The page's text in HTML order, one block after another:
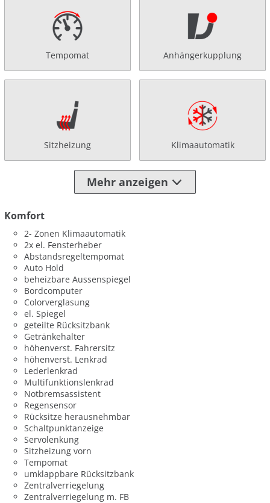
Tempomat Anhängerkupplung
Sitzheizung Klimaautomatik
Mehr anzeigen
Komfort
2- Zonen Klimaautomatik
2x el. Fensterheber
Abstandsregeltempomat
Auto Hold
beheizbare Aussenspiegel
Bordcomputer
Colorverglasung
el. Spiegel
geteilte Rücksitzbank
Getränkehalter
höhenverst. Fahrersitz
höhenverst. Lenkrad
Lederlenkrad
Multifunktionslenkrad
Notbremsassistent
Regensensor
Rücksitze herausnehmbar
Schaltpunktanzeige
Servolenkung
Sitzheizung vorn
Tempomat
umklappbare Rücksitzbank
Zentralverriegelung
Zentralverriegelung m. FB